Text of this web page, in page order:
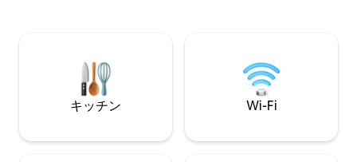
のレストラン、ショッピングセンター、
観光スポットまで10分 👨🏾‍🍳 プライベー
トシェフによる料理体験（オプション）
キッチン Wi-Fi